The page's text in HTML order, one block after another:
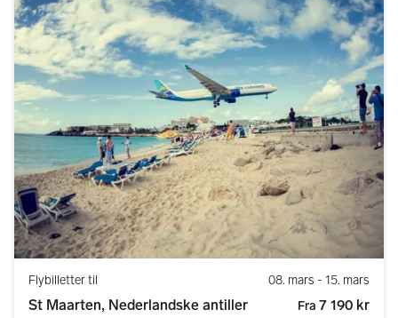
Flybilletter til 08. mars - 15. mars
St Maarten, Nederlandske antiller Fra 7 190 kr